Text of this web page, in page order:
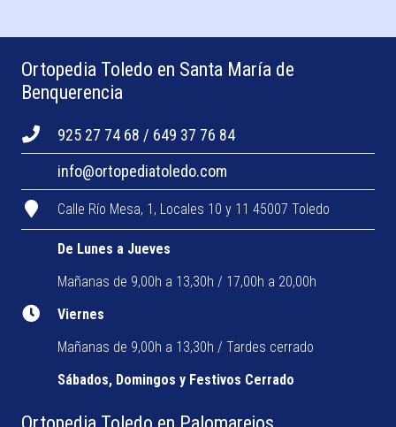
Ortopedia Toledo en Santa María de
Benquerencia
925 27 74 68 / 649 37 76 84
info@ortopediatoledo.com
Calle Río Mesa, 1, Locales 10 y 11 45007 Toledo
De Lunes a Jueves
Mañanas de 9,00h a 13,30h / 17,00h a 20,00h
Viernes
Mañanas de 9,00h a 13,30h / Tardes cerrado
Sábados, Domingos y Festivos Cerrado